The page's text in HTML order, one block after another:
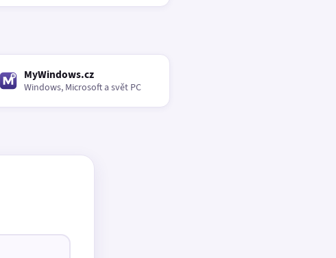
MyWindows.cz
Windows, Microsoft a svět PC